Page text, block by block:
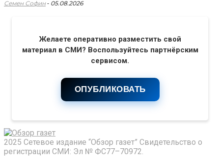
Семен Софин - 05.08.2026
Желаете оперативно разместить свой
материал в СМИ? Воспользуйтесь партнёрским
сервисом.
ОПУБЛИКОВАТЬ
2025 Сетевое издание “Обзор газет” Свидетельство о
регистрации СМИ: Эл № ФС77–70972.